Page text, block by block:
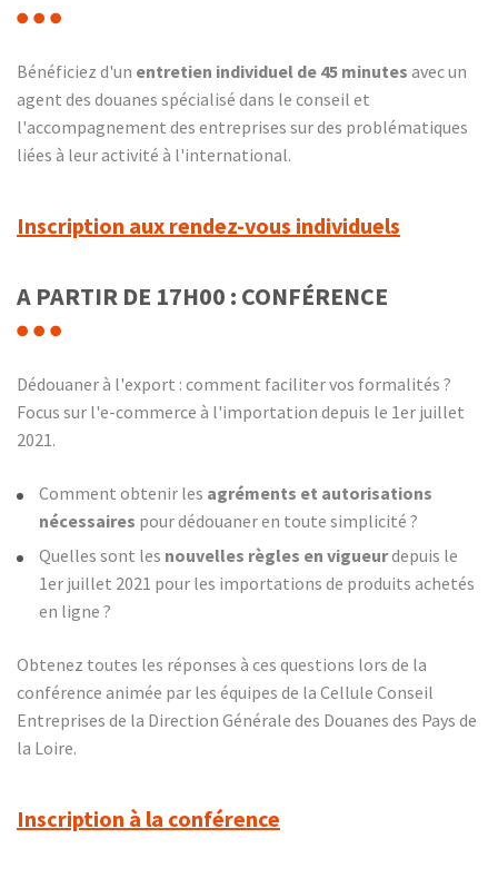
Bénéficiez d'un entretien individuel de 45 minutes avec un
agent des douanes spécialisé dans le conseil et
l'accompagnement des entreprises sur des problématiques
liées à leur activité à l'international.
Inscription aux rendez-vous individuels
A PARTIR DE 17H00 : CONFÉRENCE
Dédouaner à l'export : comment faciliter vos formalités ?
Focus sur l'e-commerce à l'importation depuis le 1er juillet
2021.
Comment obtenir les agréments et autorisations
nécessaires pour dédouaner en toute simplicité ?
Quelles sont les nouvelles règles en vigueurdepuis le
1er juillet 2021 pour les importations de produits achetés
en ligne ?
Obtenez toutes les réponses à ces questions lors de la
conférence animée par les équipes de la Cellule Conseil
Entreprises de la Direction Générale des Douanes des Pays de
la Loire.
Inscription à la conférence